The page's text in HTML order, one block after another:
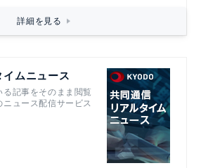
詳細を見る
ムニュース
る記事をそのまま閲覧
ュース配信サービス